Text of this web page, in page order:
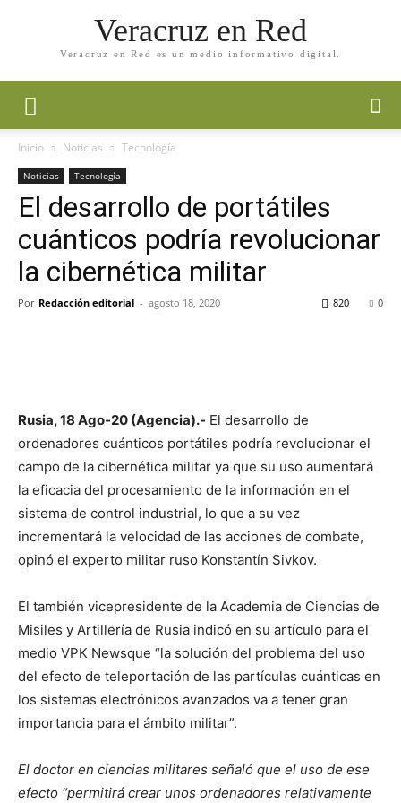
Veracruz en Red
Veracruz en Red es un medio informativo digital.
Inicio Noticias Tecnología
Noticias Tecnología
El desarrollo de portátiles
cuánticos podría revolucionar
la cibernética militar
Por Redacción editorial - agosto 18, 2020 0
820
Rusia, 18 Ago-20 (Agencia).- El desarrollo de
ordenadores cuánticos portátiles podría revolucionar el
campo de la cibernética militar ya que su uso aumentará
la eficacia del procesamiento de la información en el
sistema de control industrial, lo que a su vez
incrementará la velocidad de las acciones de combate,
opinó el experto militar ruso Konstantín Sivkov.
El también vicepresidente de la Academia de Ciencias de
Misiles y Artillería de Rusia indicó en su artículo para el
medio VPK Newsque “la solución del problema del uso
del efecto de teleportación de las partículas cuánticas en
los sistemas electrónicos avanzados va a tener gran
importancia para el ámbito militar”.
El doctor en ciencias militares señaló que el uso de ese
efecto “permitirá crear unos ordenadores relativamente